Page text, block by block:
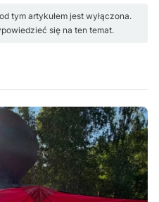
tym artykułem jest wyłączona.
się na ten temat.